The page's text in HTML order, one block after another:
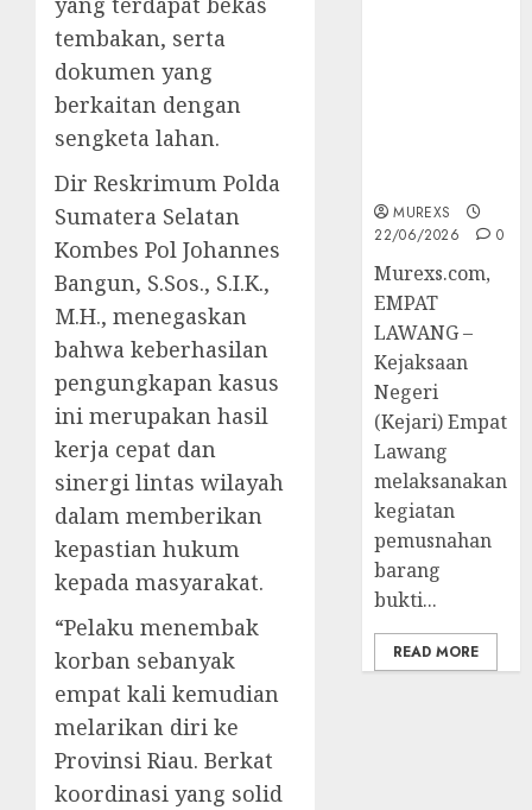
tembakan, serta
dokumen yang
berkaitan dengan
sengketa lahan.
Dir Reskrimum Polda
Sumatera Selatan
Kombes Pol Johannes
Bangun, S.Sos., S.I.K.,
M.H., menegaskan
bahwa keberhasilan
pengungkapan kasus
ini merupakan hasil
kerja cepat dan
sinergi lintas wilayah
dalam memberikan
kepastian hukum
kepada masyarakat.
“Pelaku menembak
korban sebanyak
empat kali kemudian
melarikan diri ke
Provinsi Riau. Berkat
koordinasi yang solid
MUREXS
22/06/2026
0
‎Murexs.com,
EMPAT
LAWANG –
Kejaksaan
Negeri
(Kejari) Empat
Lawang
melaksanakan
kegiatan
pemusnahan
barang
bukti...
READ MORE